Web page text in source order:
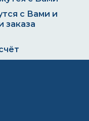
с Вами и
заказа